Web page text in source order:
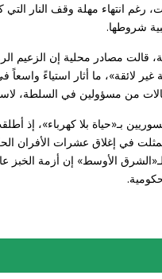
انتهاء مهلة وقف النار التي
شروطها.
قالت مصادر محلية إن
لائقة»، ما أثار استياءً واسعاً
من مسؤولين في السلطة،
بـ«حياة بلا كهرباء»، إذ
في إغلاق عشرات الأفران
الأوسط» إن أزمة الخبز